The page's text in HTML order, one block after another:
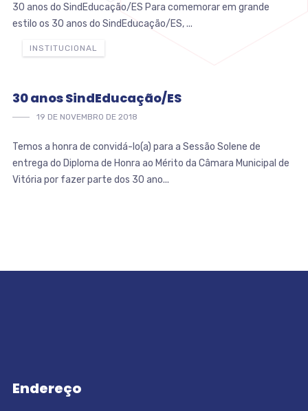
30 anos do SindEducação/ES Para comemorar em grande
estilo os 30 anos do SindEducação/ES, ...
INSTITUCIONAL
30 anos SindEducação/ES
19 DE NOVEMBRO DE 2018
Temos a honra de convidá-lo(a) para a Sessão Solene de
entrega do Diploma de Honra ao Mérito da Câmara Municipal de
Vitória por fazer parte dos 30 ano...
Endereço